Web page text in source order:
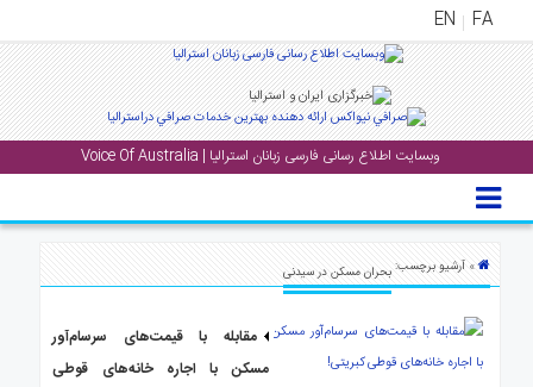
FA
EN
وبسایت اطلاع رسانی فارسی زبانان استرالیا | Voice Of Australia
منوی
اصلی
جشن» آرشیو برچسب:بحران مسکن در سیدنی
مقابله با قیمت‌های سرسام‌آور
مسکن با اجاره خانه‌‌های قوطی